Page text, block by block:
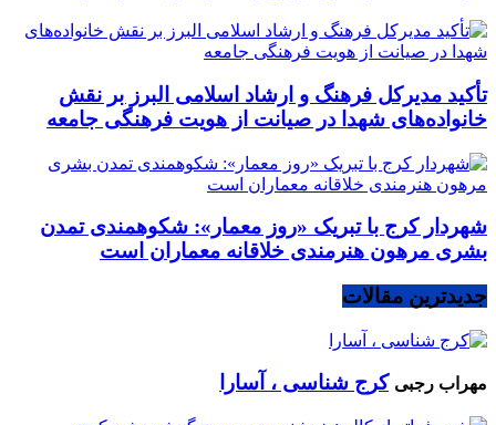
تأکید مدیرکل فرهنگ و ارشاد اسلامی البرز بر نقش
خانواده‌های شهدا در صیانت از هویت فرهنگی جامعه
شهردار کرج با تبریک «روز معمار»: شکوهمندی تمدن
بشری مرهون هنرمندی خلاقانه معماران است
جدیدترین مقالات
مهراب رجبی کرج شناسی ، آسارا